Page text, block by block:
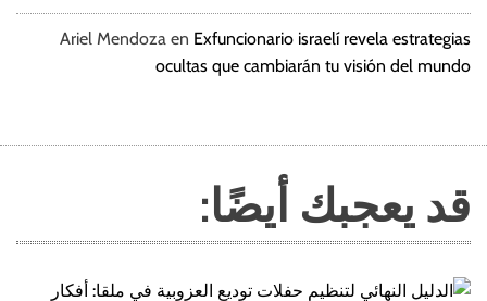
Ariel Mendoza en Exfuncionario israelí revela estrategias
ocultas que cambiarán tu visión del mundo
قد يعجبك أيضًا: